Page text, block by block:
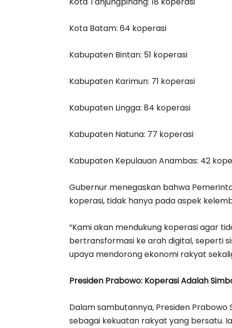
Kota Batam: 64 koperasi
Kabupaten Bintan: 51 koperasi
Kabupaten Karimun: 71 koperasi
Kabupaten Lingga: 84 koperasi
Kabupaten Natuna: 77 koperasi
Kabupaten Kepulauan Anambas: 42
Gubernur menegaskan bahwa
koperasi, tidak hanya pada aspek
“Kami akan mendukung koperasi agar
bertransformasi ke arah digital, seperti
upaya mendorong ekonomi rakyat
Presiden Prabowo: Koperasi Adalah
Dalam sambutannya, Presiden
sebagai kekuatan rakyat yang bersatu.